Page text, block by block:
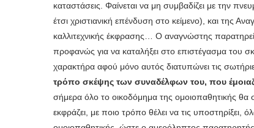
καταστάσεις. Φαίνεται να μη συμβαδίζει με την
έτσι χριστιανική επένδυση στο κείμενο), και της
καλλιτεχνικής έκφρασης… Ο αναγνώστης
προφανώς για να καταλήξει στο επιστέγασμα του
χαρακτήρα αφού μόνο αυτός διατυπώνει τις
τρόπο σκέψης των συναδέλφων του, που
σήμερα όλο το οικοδόμημα της ομοιοπαθητικής θα
εκφράζει, με ποιο τρόπο θέλει να τις